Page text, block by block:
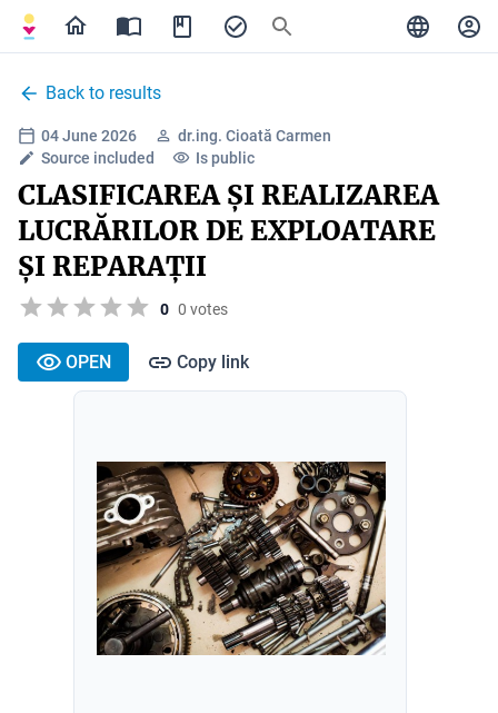
Back to results
04 June 2026
dr.ing. Cioată Carmen
Source included
Is public
CLASIFICAREA ȘI REALIZAREA
LUCRĂRILOR DE EXPLOATARE
ȘI REPARAȚII
0 0 votes
OPEN Copy link